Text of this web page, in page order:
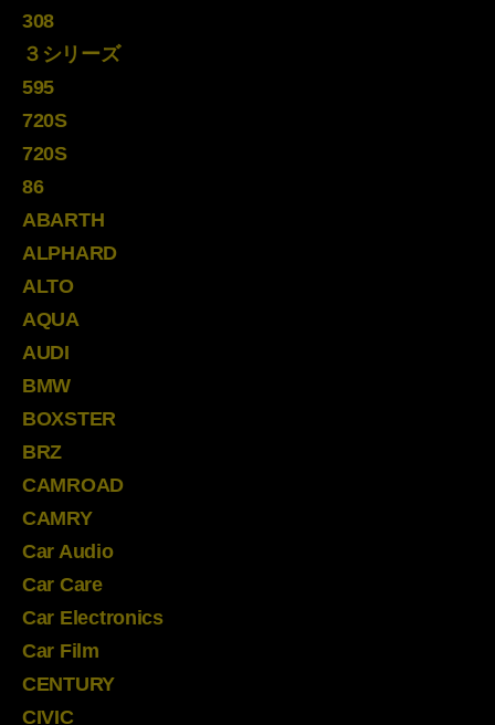
308
３シリーズ
595
720S
720S
86
ABARTH
ALPHARD
ALTO
AQUA
AUDI
BMW
BOXSTER
BRZ
CAMROAD
CAMRY
Car Audio
Car Care
Car Electronics
Car Film
CENTURY
CIVIC